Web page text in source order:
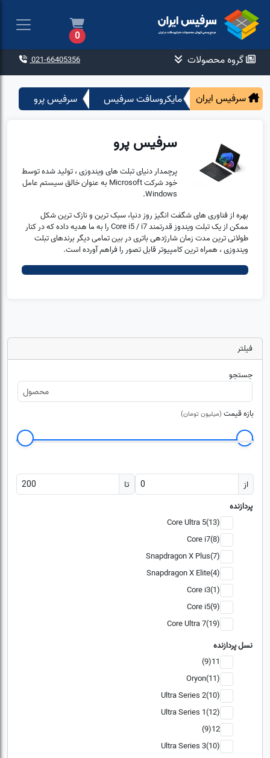
0
گروه محصولات 021-66405356
سرفیس ایران مایکروسافت سرفیس سرفیس پرو
سرفیس پرو
پرچمدار دنیای تبلت های ویندوزی ، تولید شده توسط
خود شرکت Microsoft به عنوان خالق سیستم عامل
Windows.
بهره از فناوری های شگفت انگیز روز دنیا، سبک ترین و نازک ترین شکل
ممکن از یک تبلت ویندوز قدرتمند Core i5 / i7 را به ما هدیه داده که در کنار
طولانی ترین مدت زمان شارژدهی باتری در بین تمامی دیگر برندهای تبلت
ویندوزی ، همراه ترین کامپیوتر قابل تصور را فراهم آورده است.
فیلتر
جستجو
بازه قیمت (میلیون تومان)
از تا
پردازنده
Core Ultra 5(13)
Core i7(8)
Snapdragon X Plus(7)
Snapdragon X Elite(4)
Core i3(1)
Core i5(9)
Core Ultra 7(19)
نسل پردازنده
11(9)
Oryon(11)
Ultra Series 2(10)
Ultra Series 1(12)
12(9)
Ultra Series 3(10)